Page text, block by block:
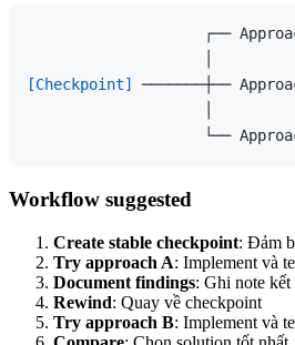
┌──
[Checkpoint]
───────┼──
Workflow suggested
Create stable checkpoint: Đảm
Try approach A: Implement và
Document findings: Ghi note kết
Rewind: Quay về checkpoint
Try approach B: Implement và